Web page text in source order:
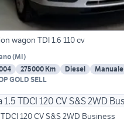
wagon TDI 1.6 110 cv
(MI)
275000 Km Diesel Manuale
GOLD SELL
120 CV S&S 2WD Business